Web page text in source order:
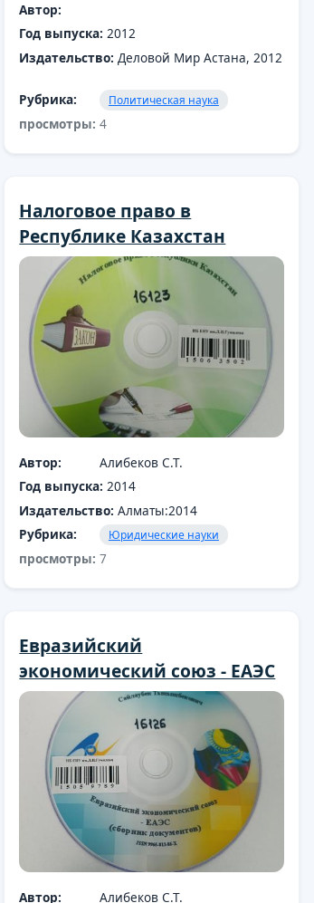
Автор:
Год выпуска: 2012
Издательство: Деловой Мир Астана, 2012
Рубрика: Политическая наука
просмотры: 4
Налоговое право в
Республике Казахстан
Автор:
Алибеков С.Т.
Год выпуска: 2014
Издательство: Алматы:2014
Рубрика:
Юридические науки
просмотры: 7
Евразийский
экономический союз - ЕАЭС
Автор: Алибеков С.Т.